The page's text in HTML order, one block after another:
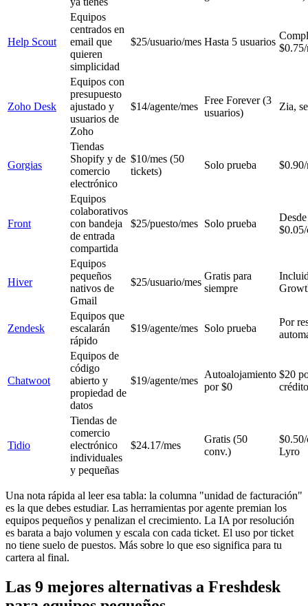
Help Scout
Equipos
centrados en
email que
quieren
simplicidad
$25/usuario/mes Hasta 5 usuarios
Zoho Desk
Equipos con
presupuesto
ajustado y
usuarios de
Zoho
$14/agente/mes
Free Forever (3
usuarios)
Zia,
Gorgias
Tiendas
Shopify y de
comercio
electrónico
$10/mes (50
tickets)
Solo prueba
Front
Equipos
colaborativos
con bandeja
de entrada
compartida
$25/puesto/mes Solo prueba
Desde
Hiver
Equipos
pequeños
nativos de
Gmail
$25/usuario/mes
Gratis para
siempre
Zendesk
Equipos que
escalarán
rápido
$19/agente/mes Solo prueba
Por
Chatwoot
Equipos de
código
abierto y
propiedad de
datos
$19/agente/mes
Autoalojamiento
por $0
$20
Tidio
Tiendas de
comercio
electrónico
individuales
y pequeñas
$24.17/mes
Gratis (50
conv.)
Lyro
Una nota rápida al leer esa tabla: la columna "unidad de facturación"
es la que debes estudiar. Las herramientas por agente premian los
equipos pequeños y penalizan el crecimiento. La IA por resolución
es barata a bajo volumen y escala con cada ticket. El uso por ticket
no tiene suelo de puestos. Más sobre lo que eso significa para tu
cartera al final.
Las 9 mejores alternativas a Freshdesk